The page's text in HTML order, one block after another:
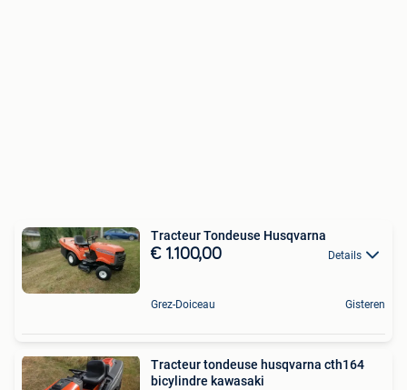
Tracteur Tondeuse Husqvarna
€ 1.100,00 Details
Grez-Doiceau Gisteren
Tracteur tondeuse husqvarna cth164
bicylindre kawasaki